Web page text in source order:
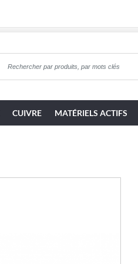
CUIVRE MATÉRIELS ACTIFS